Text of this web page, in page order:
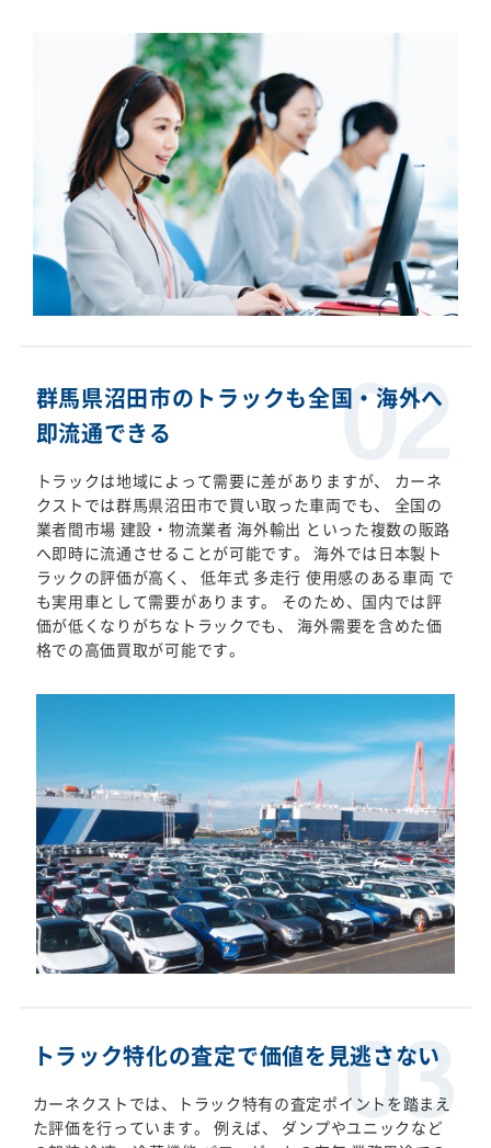
群馬県沼田市のトラックも全国・海外へ
即流通できる
トラックは地域によって需要に差がありますが、 カーネ
クストでは群馬県沼田市で買い取った車両でも、 全国の
業者間市場 建設・物流業者 海外輸出 といった複数の販路
へ即時に流通させることが可能です。 海外では日本製ト
ラックの評価が高く、 低年式 多走行 使用感のある車両 で
も実用車として需要があります。 そのため、国内では評
価が低くなりがちなトラックでも、 海外需要を含めた価
格での高価買取が可能です。
トラック特化の査定で価値を見逃さない
カーネクストでは、トラック特有の査定ポイントを踏まえ
た評価を行っています。 例えば、 ダンプやユニックなど